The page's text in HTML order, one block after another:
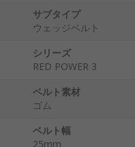
サブタイプ
ウェッジベルト
シリーズ
RED POWER 3
ベルト素材
ゴム
ベルト幅
25mm